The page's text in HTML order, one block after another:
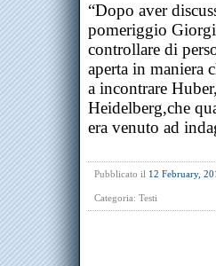
“Dopo aver
pomeriggio
controllare di
aperta in maniera
a incontrare
Heidelberg,che
era venuto ad
Pubblicato il 12 February,
Categoria: Testi